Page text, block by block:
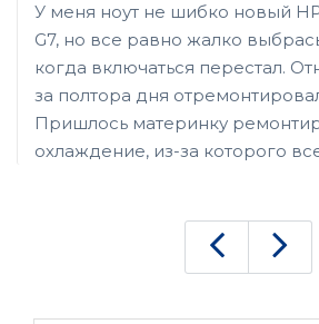
У меня ноут не шибко новый
G7, но все равно жалко
когда включаться перестал.
за полтора дня
Пришлось материнку
охлаждение, из-за которого